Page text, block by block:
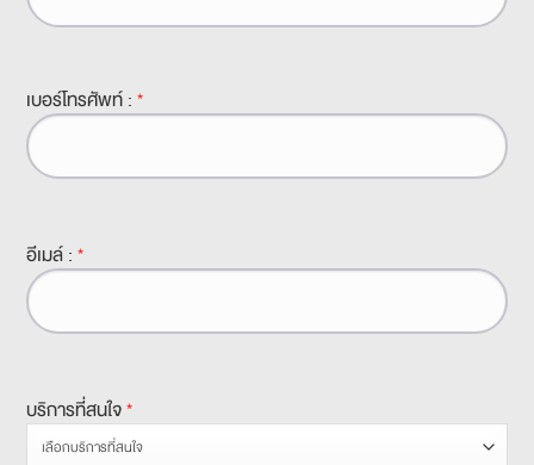
เบอร์โทรศัพท์ :*
อีเมล์ :*
บริการที่สนใจ*